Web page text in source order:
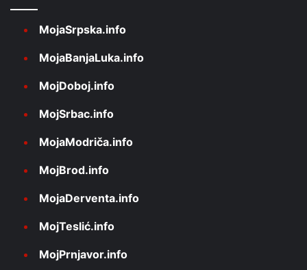
MojaSrpska.info
MojaBanjaLuka.info
MojDoboj.info
MojSrbac.info
MojaModriča.info
MojBrod.info
MojaDerventa.info
MojTeslić.info
MojPrnjavor.info